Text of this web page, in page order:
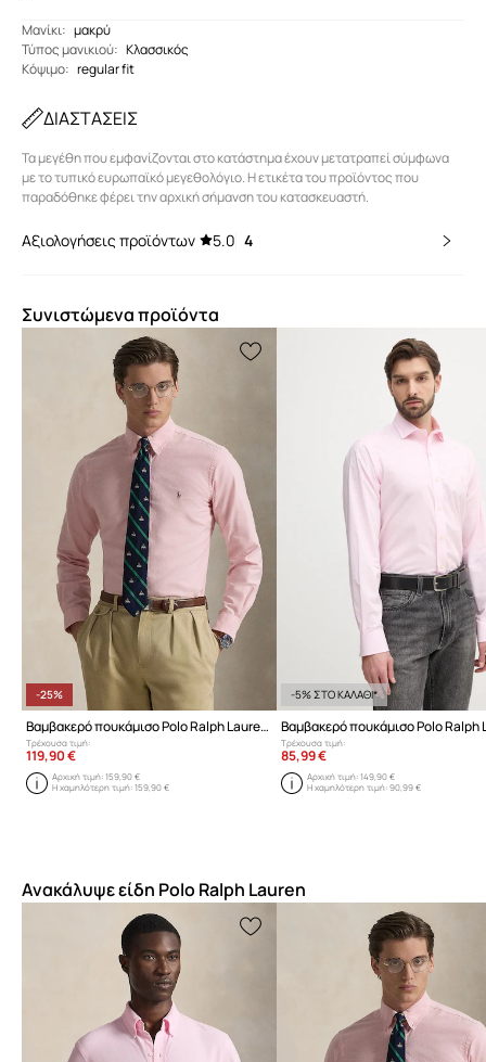
Μανίκι: μακρύ
Τύπος μανικιού: Κλασσικός
Κόψιμο: regular fit
ΔΙΑΣΤΑΣΕΙΣ
Τα μεγέθη που εμφανίζονται στο κατάστημα έχουν μετατραπεί σύμφωνα
με το τυπικό ευρωπαϊκό μεγεθολόγιο. Η ετικέτα του προϊόντος που
παραδόθηκε φέρει την αρχική σήμανση του κατασκευαστή.
Αξιολογήσεις προϊόντων 5.0 4
Συνιστώμενα προϊόντα
-25%
Βαμβακερό πουκάμισο Polo Ralph Lauren
Τρέχουσα τιμή:
119,90 €
Αρχική τιμή:159,90 €
Η χαμηλότερη τιμή:159,90 €
-5% ΣΤΟ ΚΑΛΑΘΙ*
Τρέχουσα τιμή:
85,99 €
Αρχική τιμή: 149,90 €
Η χαμηλότερη τιμή: 90,99 €
Ανακάλυψε είδη Polo Ralph Lauren